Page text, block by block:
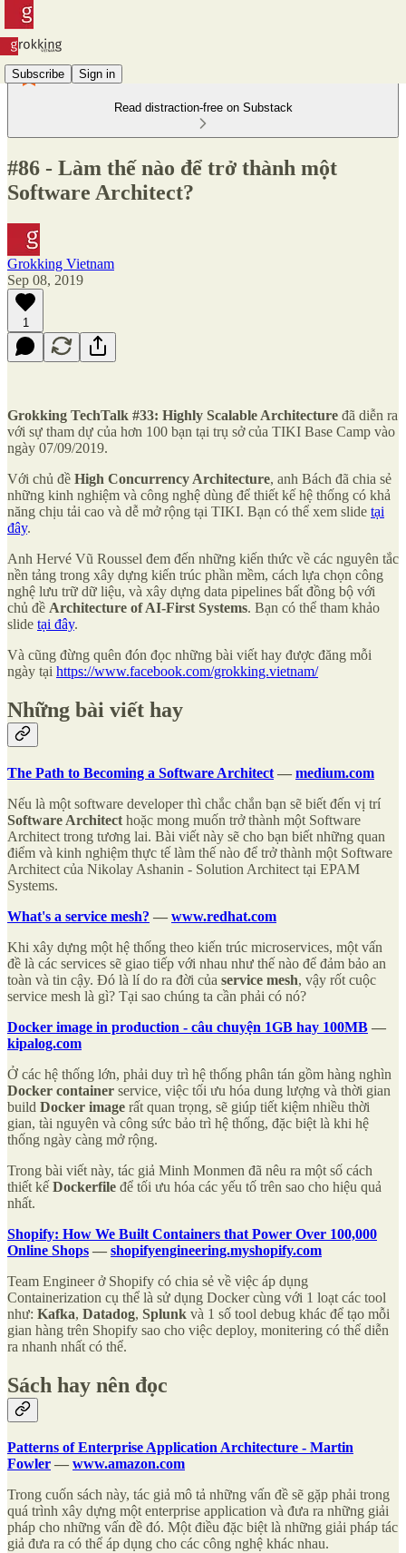
Subscribe Sign in
Read distraction-free on Substack
#86 - Làm thế nào để trở thành một
Software Architect?
Grokking Vietnam
Sep 08, 2019
1
Grokking TechTalk #33: Highly Scalable Architecture đã diễn ra
với sự tham dự của hơn 100 bạn tại trụ sở của TIKI Base Camp vào
ngày 07/09/2019.
Với chủ đề High Concurrency Architecture, anh Bách đã chia sẻ
những kinh nghiệm và công nghệ dùng để thiết kế hệ thống có khả
năng chịu tải cao và dễ mở rộng tại TIKI. Bạn có thể xem slide tại
đây.
Anh Hervé Vũ Roussel đem đến những kiến thức về các nguyên tắc
nền tảng trong xây dựng kiến trúc phần mềm, cách lựa chọn công
nghệ lưu trữ dữ liệu, và xây dựng data pipelines bất đồng bộ với
chủ đề Architecture of AI-First Systems. Bạn có thể tham khảo
slide tại đây.
Và cũng đừng quên đón đọc những bài viết hay được đăng mỗi
ngày tại https://www.facebook.com/grokking.vietnam/
Những bài viết hay
The Path to Becoming a Software Architect — medium.com
Nếu là một software developer thì chắc chắn bạn sẽ biết đến vị trí
Software Architect hoặc mong muốn trở thành một Software
Architect trong tương lai. Bài viết này sẽ cho bạn biết những quan
điểm và kinh nghiệm thực tế làm thế nào để trở thành một Software
Architect của Nikolay Ashanin - Solution Architect tại EPAM
Systems.
What's a service mesh? — www.redhat.com
Khi xây dựng một hệ thống theo kiến trúc microservices, một vấn
đề là các services sẽ giao tiếp với nhau như thế nào để đảm bảo an
toàn và tin cậy. Đó là lí do ra đời của service mesh, vậy rốt cuộc
service mesh là gì? Tại sao chúng ta cần phải có nó?
Docker image in production - câu chuyện 1GB hay 100MB —
kipalog.com
Ở các hệ thống lớn, phải duy trì hệ thống phân tán gồm hàng nghìn
Docker container service, việc tối ưu hóa dung lượng và thời gian
build Docker image rất quan trọng, sẽ giúp tiết kiệm nhiều thời
gian, tài nguyên và công sức bảo trì hệ thống, đặc biệt là khi hệ
thống ngày càng mở rộng.
Trong bài viết này, tác giả Minh Monmen đã nêu ra một số cách
thiết kế Dockerfile để tối ưu hóa các yếu tố trên sao cho hiệu quả
nhất.
Shopify: How We Built Containers that Power Over 100,000
Online Shops — shopifyengineering.myshopify.com
Team Engineer ở Shopify có chia sẻ về việc áp dụng
Containerization cụ thể là sử dụng Docker cùng với 1 loạt các tool
như: Kafka, Datadog, Splunk và 1 số tool debug khác để tạo mỗi
gian hàng trên Shopify sao cho việc deploy, monitering có thể diễn
ra nhanh nhất có thể.
Sách hay nên đọc
Patterns of Enterprise Application Architecture - Martin
Fowler — www.amazon.com
Trong cuốn sách này, tác giả mô tả những vấn đề sẽ gặp phải trong
quá trình xây dựng một enterprise application và đưa ra những giải
pháp cho những vấn đề đó. Một điều đặc biệt là những giải pháp tác
giả đưa ra có thể áp dụng cho các công nghệ khác nhau.